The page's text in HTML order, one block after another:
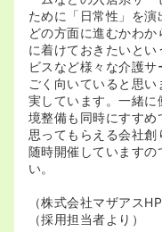
ために「日常性」を
どの方面に進むかわ
に着けておきたいと
ビスなど様々な介護
ごく向いていると思
実しています。一緒
境整備も同時にすすめ
思ってもらえる会社
随時開催していますの
い。
（株式会社マザアス
（採用担当者より）